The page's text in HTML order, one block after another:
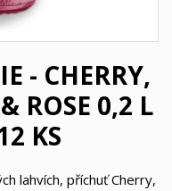
- CHERRY,
ROSE 0,2 L
KS
lahvích, příchuť Cherry,